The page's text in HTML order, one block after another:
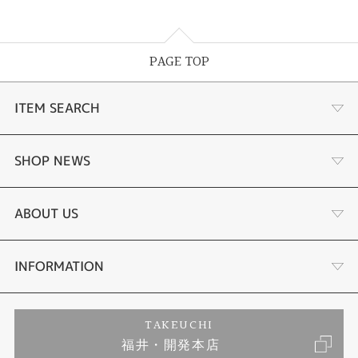
PAGE TOP
ITEM SEARCH
婚約指輪
結婚指輪
セットリング
エタニティーリング
SHOP NEWS
サプライズプロポーズ相談室
ダイヤモンドカッターブランド
アフターメンテナンス
ABOUT US
店舗情報
INFORMATION
TAKEUCHI
福井・開発本店